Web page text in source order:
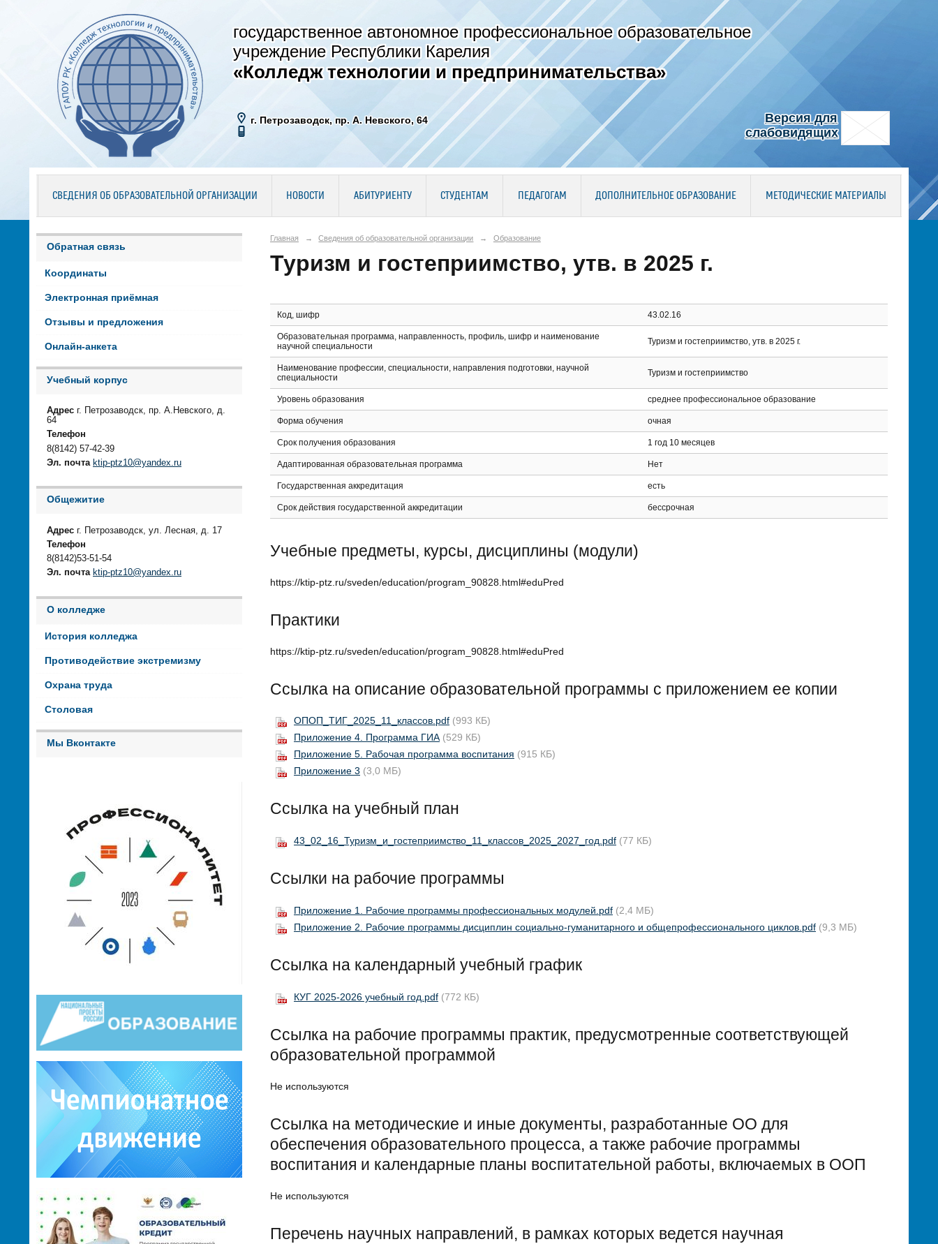
государственное автономное профессиональное образовательное
учреждение Республики Карелия
«Колледж технологии и предпринимательства»
г. Петрозаводск, пр. А. Невского, 64
Версия для
слабовидящих
СВЕДЕНИЯ ОБ ОБРАЗОВАТЕЛЬНОЙ ОРГАНИЗАЦИИ НОВОСТИ АБИТУРИЕНТУ СТУДЕНТАМ ПЕДАГОГАМ ДОПОЛНИТЕЛЬНОЕ ОБРАЗОВАНИЕ МЕТОДИЧЕСКИЕ МАТЕРИАЛЫ
Обратная связь
Координаты
Электронная приёмная
Отзывы и предложения
Онлайн-анкета
Учебный корпус
Адрес г. Петрозаводск, пр. А.Невского, д.
64
Телефон
8(8142) 57-42-39
Эл. почта ktip-ptz10@yandex.ru
Общежитие
Адрес г. Петрозаводск, ул. Лесная, д. 17
Телефон
8(8142)53-51-54
Эл. почта ktip-ptz10@yandex.ru
О колледже
История колледжа
Противодействие экстремизму
Охрана труда
Столовая
Мы Вконтакте
Главная → Сведения об образовательной организации → Образование
Туризм и гостеприимство, утв. в 2025 г.
Код, шифр 43.02.16
Образовательная программа, направленность, профиль, шифр и наименование
научной специальности
Туризм и гостеприимство, утв. в 2025 г.
Наименование профессии, специальности, направления подготовки, научной
специальности
Туризм и гостеприимство
Уровень образования среднее профессиональное образование
Форма обучения очная
Срок получения образования 1 год 10 месяцев
Адаптированная образовательная программа Нет
Государственная аккредитация есть
Срок действия государственной аккредитации бессрочная
Учебные предметы, курсы, дисциплины (модули)
https://ktip-ptz.ru/sveden/education/program_90828.html#eduPred
Практики
https://ktip-ptz.ru/sveden/education/program_90828.html#eduPred
Ссылка на описание образовательной программы с приложением ее копии
ОПОП_ТИГ_2025_11_классов.pdf (993 КБ)
Приложение 4. Программа ГИА (529 КБ)
Приложение 5. Рабочая программа воспитания (915 КБ)
Приложение 3 (3,0 МБ)
Ссылка на учебный план
43_02_16_Туризм_и_гостеприимство_11_классов_2025_2027_год.pdf (77 КБ)
Ссылки на рабочие программы
Приложение 1. Рабочие программы профессиональных модулей.pdf (2,4 МБ)
Приложение 2. Рабочие программы дисциплин социально-гуманитарного и общепрофессионального циклов.pdf (9,3 МБ)
Ссылка на календарный учебный график
КУГ 2025-2026 учебный год.pdf (772 КБ)
Ссылка на рабочие программы практик, предусмотренные соответствующей
образовательной программой
Не используются
Ссылка на методические и иные документы, разработанные ОО для
обеспечения образовательного процесса, а также рабочие программы
воспитания и календарные планы воспитательной работы, включаемых в ООП
Не используются
Перечень научных направлений, в рамках которых ведется научная